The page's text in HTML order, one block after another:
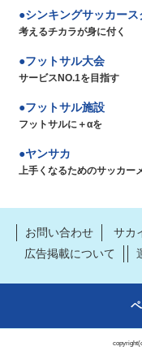
シンキングサッカース
考えるチカラが身に付く
フットサル大会
サービスNO.1を目指す
フットサル施設
フットサルに＋αを
ヤンサカ
上手くなるためのサッカー
お問い合わせ サカ
広告掲載について